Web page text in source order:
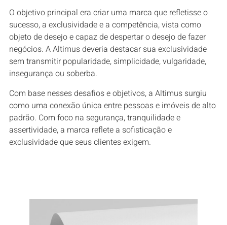
O objetivo principal era criar uma marca que refletisse o
sucesso, a exclusividade e a competência, vista como
objeto de desejo e capaz de despertar o desejo de fazer
negócios. A Altimus deveria destacar sua exclusividade
sem transmitir popularidade, simplicidade, vulgaridade,
insegurança ou soberba.
Com base nesses desafios e objetivos, a Altimus surgiu
como uma conexão única entre pessoas e imóveis de alto
padrão. Com foco na segurança, tranquilidade e
assertividade, a marca reflete a sofisticação e
exclusividade que seus clientes exigem.